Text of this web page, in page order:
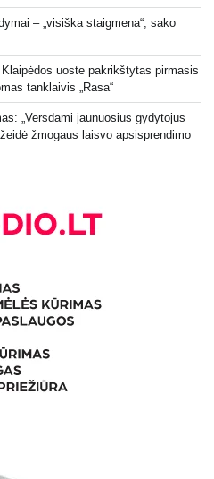
– „visiška staigmena“, sako
uoste pakrikštytas pirmasis
tanklaivis „Rasa“
„Versdami jaunuosius gydytojus
žmogaus laisvo apsisprendimo